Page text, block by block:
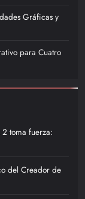
Gráficas y
para Cuatro
2 toma fuerza:
del Creador de